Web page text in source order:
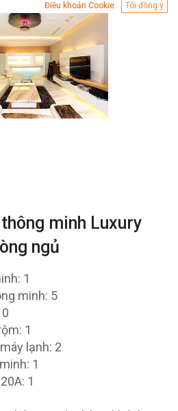
minh Luxury
ngủ
1
minh: 5
1
lạnh: 2
1
1
Điều khoản Cookie Tôi đồng ý